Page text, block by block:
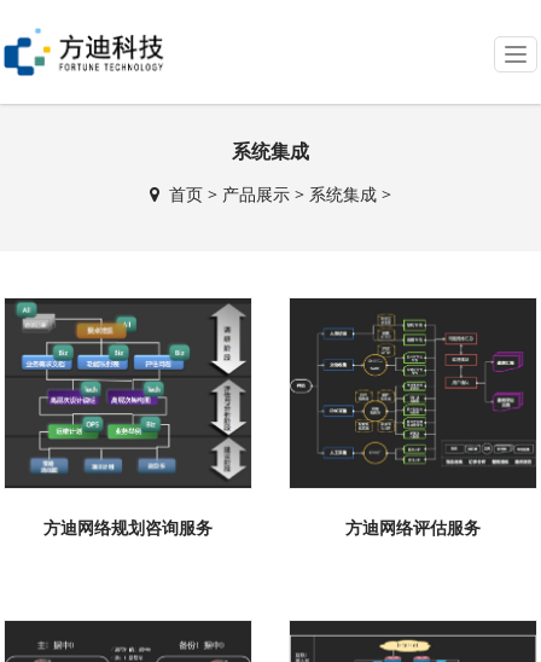
T
o
g
g
t
i
o
n
系统集成
首页> 产品展示> 系统集成>
方迪网络规划咨询服务 方迪网络评估服务